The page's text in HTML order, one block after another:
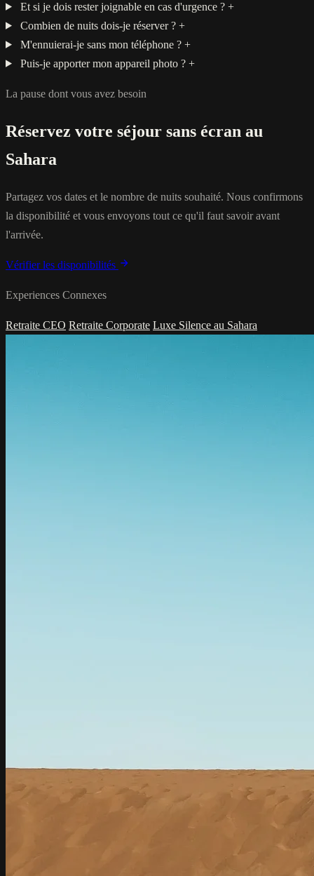
Et si je dois rester joignable en cas d'urgence ? +
Combien de nuits dois-je réserver ? +
M'ennuierai-je sans mon téléphone ? +
Puis-je apporter mon appareil photo ? +
La pause dont vous avez besoin
Réservez votre séjour sans écran au
Sahara
Partagez vos dates et le nombre de nuits souhaité. Nous confirmons
la disponibilité et vous envoyons tout ce qu'il faut savoir avant
l'arrivée.
Vérifier les disponibilités
Experiences Connexes
Retraite CEO Retraite Corporate Luxe Silence au Sahara